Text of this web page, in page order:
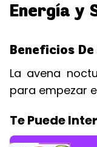
Energía y
Beneficios
La avena
para empezar
Te Puede